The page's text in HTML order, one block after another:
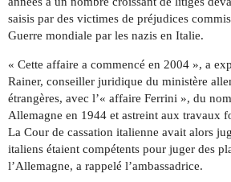
saisis par des victimes de préjudices
Guerre mondiale par les nazis en Italie.
« Cette affaire a commencé en 2004 », a
Rainer, conseiller juridique du ministère
étrangères, avec l’« affaire Ferrini », du
Allemagne en 1944 et astreint aux travaux
La Cour de cassation italienne avait alors
italiens étaient compétents pour juger des
l’Allemagne, a rappelé l’ambassadrice.